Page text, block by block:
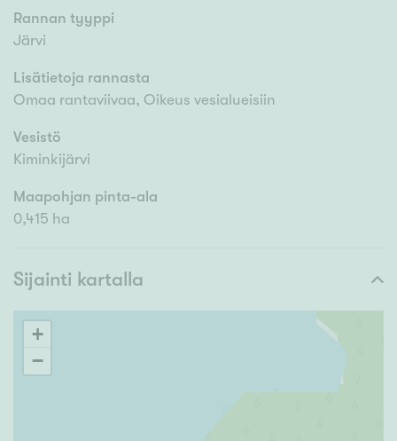
Rannan tyyppi
Järvi
Lisätietoja rannasta
Omaa rantaviivaa, Oikeus vesialueisiin
Vesistö
Kiminkijärvi
Maapohjan pinta-ala
0,415 ha
Sijainti kartalla
+
−